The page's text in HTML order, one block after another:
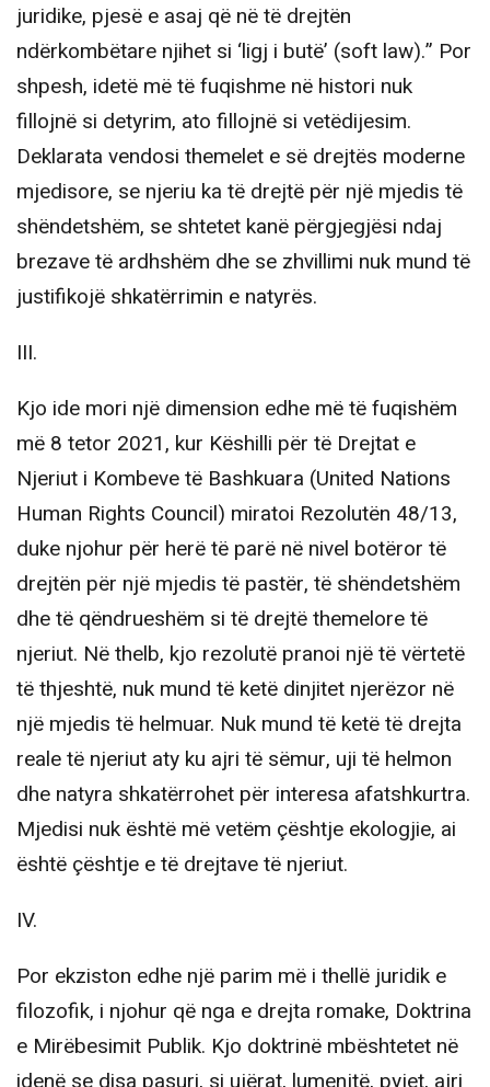
juridike, pjesë e asaj që në të drejtën
ndërkombëtare njihet si ‘ligj i butë’ (soft law).” Por
shpesh, idetë më të fuqishme në histori nuk
fillojnë si detyrim, ato fillojnë si vetëdijesim.
Deklarata vendosi themelet e së drejtës moderne
mjedisore, se njeriu ka të drejtë për një mjedis të
shëndetshëm, se shtetet kanë përgjegjësi ndaj
brezave të ardhshëm dhe se zhvillimi nuk mund të
justifikojë shkatërrimin e natyrës.
III.
Kjo ide mori një dimension edhe më të fuqishëm
më 8 tetor 2021, kur Këshilli për të Drejtat e
Njeriut i Kombeve të Bashkuara (United Nations
Human Rights Council) miratoi Rezolutën 48/13,
duke njohur për herë të parë në nivel botëror të
drejtën për një mjedis të pastër, të shëndetshëm
dhe të qëndrueshëm si të drejtë themelore të
njeriut. Në thelb, kjo rezolutë pranoi një të vërtetë
të thjeshtë, nuk mund të ketë dinjitet njerëzor në
një mjedis të helmuar. Nuk mund të ketë të drejta
reale të njeriut aty ku ajri të sëmur, uji të helmon
dhe natyra shkatërrohet për interesa afatshkurtra.
Mjedisi nuk është më vetëm çështje ekologjie, ai
është çështje e të drejtave të njeriut.
IV.
Por ekziston edhe një parim më i thellë juridik e
filozofik, i njohur që nga e drejta romake, Doktrina
e Mirëbesimit Publik. Kjo doktrinë mbështetet në